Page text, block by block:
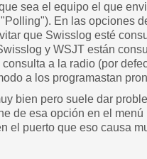
sea el equipo el que
En las opciones
que Swisslog esté
y WSJT están
a la radio (por
a los programastan
bien pero suele dar
de esa opción en el
el puerto que eso causa